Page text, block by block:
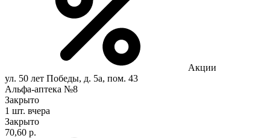
Акции
ул. 50 лет Победы, д. 5а, пом. 43
Альфа-аптека №8
Закрыто
1 шт. вчера
Закрыто
70,60 р.